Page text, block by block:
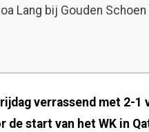
Lang bij Gouden Schoen
verrassend met 2-1
start van het WK in